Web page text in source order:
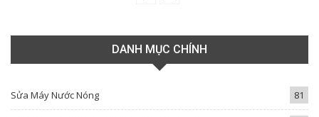
DANH MỤC CHÍNH
Sửa Máy Nước Nóng 81